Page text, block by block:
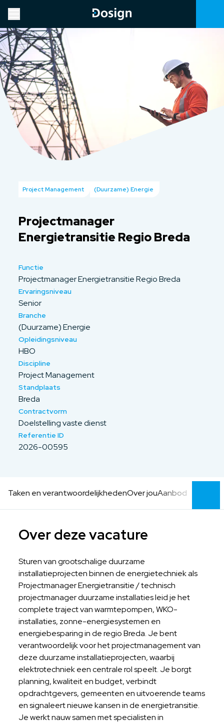
Project Management (Duurzame) Energie
Projectmanager
Energietransitie Regio Breda
Functie
Projectmanager Energietransitie Regio Breda
Ervaringsniveau
Senior
Branche
(Duurzame) Energie
Opleidingsniveau
HBO
Discipline
Project Management
Standplaats
Breda
Contractvorm
Doelstelling vaste dienst
Referentie ID
2026-00595
Taken en verantwoordelijkhedenOver jouAanbod
Over deze vacature
Sturen van grootschalige duurzame
installatieprojecten binnen de energietechniek als
Projectmanager Energietransitie / technisch
projectmanager duurzame installaties leid je het
complete traject van warmtepompen, WKO-
installaties, zonne-energiesystemen en
energiebesparing in de regio Breda. Je bent
verantwoordelijk voor het projectmanagement van
deze duurzame installatieprojecten, waarbij
elektrotechniek een centrale rol speelt. Je borgt
planning, kwaliteit en budget, verbindt
opdrachtgevers, gemeenten en uitvoerende teams
en signaleert nieuwe kansen in de energietransitie.
Je werkt nauw samen met specialisten in